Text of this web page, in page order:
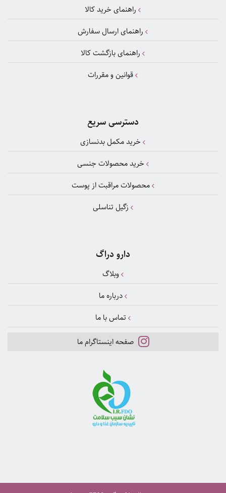
راهنمای خرید کالا
راهنمای ارسال سفارش
راهنمای بازگشت کالا
قوانین و مقررات
دسترسی سریع
خرید مکمل بدنسازی
خرید محصولات جنسی
محصولات مراقبت از پوست
زگیل تناسلی
دارو دراگ
وبلاگ
درباره ما
تماس با ما
صفحه اینستاگرام ما